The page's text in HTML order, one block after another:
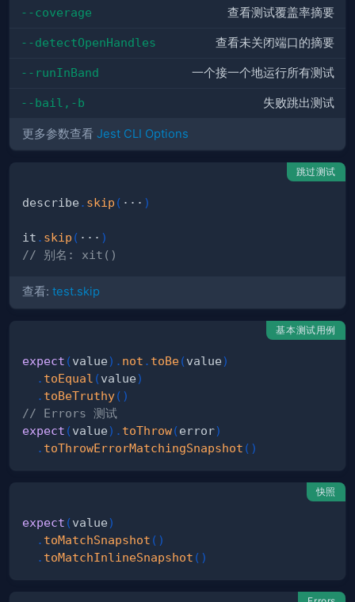
--coverage 查看测试覆盖率摘要
--detectOpenHandles 查看未关闭端口的摘要
--runInBand 一个接一个地运行所有测试
--bail,-b 失败跳出测试
更多参数查看 Jest CLI Options
跳过测试
describe . skip ( ··· )
it . skip ( ··· )
// 别名: xit()
查看: test.skip
基本测试用例
expect (value) . not . toBe(value)
. toEqual (value)
. toBeTruthy( )
// Errors 测试
expect (value) . toThrow(error)
. toThrowErrorMatchingSnapshot ( )
快照
expect (value)
. toMatchSnapshot ( )
. toMatchInlineSnapshot ( )